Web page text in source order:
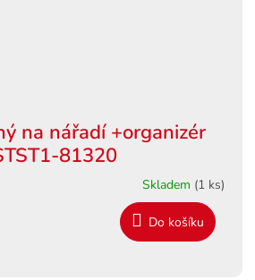
na nářadí +organizér
81320
Skladem (1 ks)
Do košíku